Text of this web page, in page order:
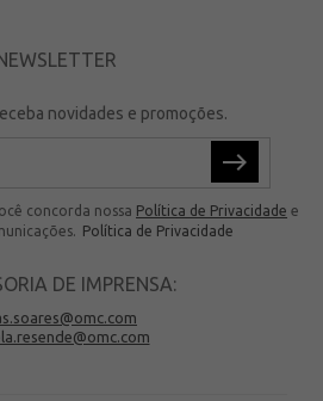
novidades e promoções.
concorda nossa Política de Privacidade e
Política de Privacidade
DE IMPRENSA: